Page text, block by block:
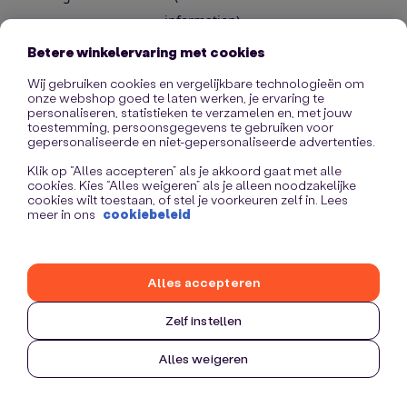
information).
Betere winkelervaring met cookies
Wij gebruiken cookies en vergelijkbare technologieën om
onze webshop goed te laten werken, je ervaring te
personaliseren, statistieken te verzamelen en, met jouw
toestemming, persoonsgegevens te gebruiken voor
gepersonaliseerde en niet-gepersonaliseerde advertenties.
Klik op “Alles accepteren” als je akkoord gaat met alle
cookies. Kies “Alles weigeren” als je alleen noodzakelijke
cookies wilt toestaan, of stel je voorkeuren zelf in. Lees
meer in ons cookiebeleid
Zelf instellen
Alles weigeren
Alles accepteren